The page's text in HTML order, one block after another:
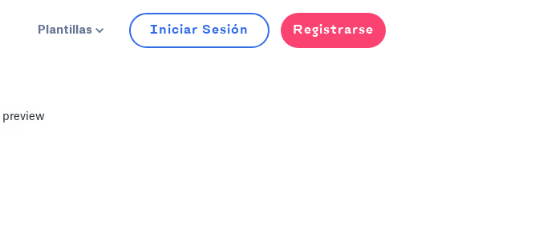
Plantillas Iniciar Sesión Registrarse